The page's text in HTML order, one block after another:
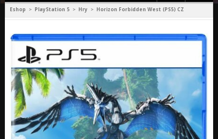
Eshop > PlayStation 5 > Hry > Horizon Forbidden West (PS5) CZ